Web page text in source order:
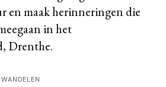
en maak herinneringen die
in het
Drenthe.
WANDELEN